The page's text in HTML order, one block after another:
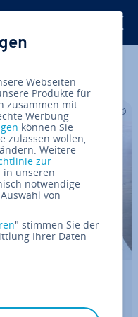
Schritt für
Webseiten
Produkte für
zusammen mit
Werbung
können Sie
zulassen wollen,
Weitere
zur
in unseren
notwendige
von
" stimmen Sie der
Ihrer Daten